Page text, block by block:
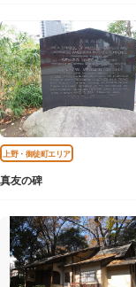
上野・御徒町エリア
真友の碑